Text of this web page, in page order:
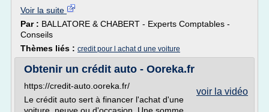
Voir la suite
Par : BALLATORE & CHABERT - Experts Comptables -
Conseils
Thèmes liés : credit pour l achat d une voiture
Obtenir un crédit auto - Ooreka.fr
voir la vidéo
https://credit-auto.ooreka.fr/
Le crédit auto sert à financer l'achat d'une